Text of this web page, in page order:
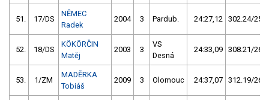
51. 17/DS
NĚMEC
Radek
2004 3 Pardub. 24:27,12 302.24/25,9
52. 18/DS
KÖKÖRČIN
Matěj
2003 3
VS
Desná
24:33,09 308.21/26,5
53. 1/ZM
MADĚRKA
Tobiáš
2009 3 Olomouc 24:37,07 312.19/26,8